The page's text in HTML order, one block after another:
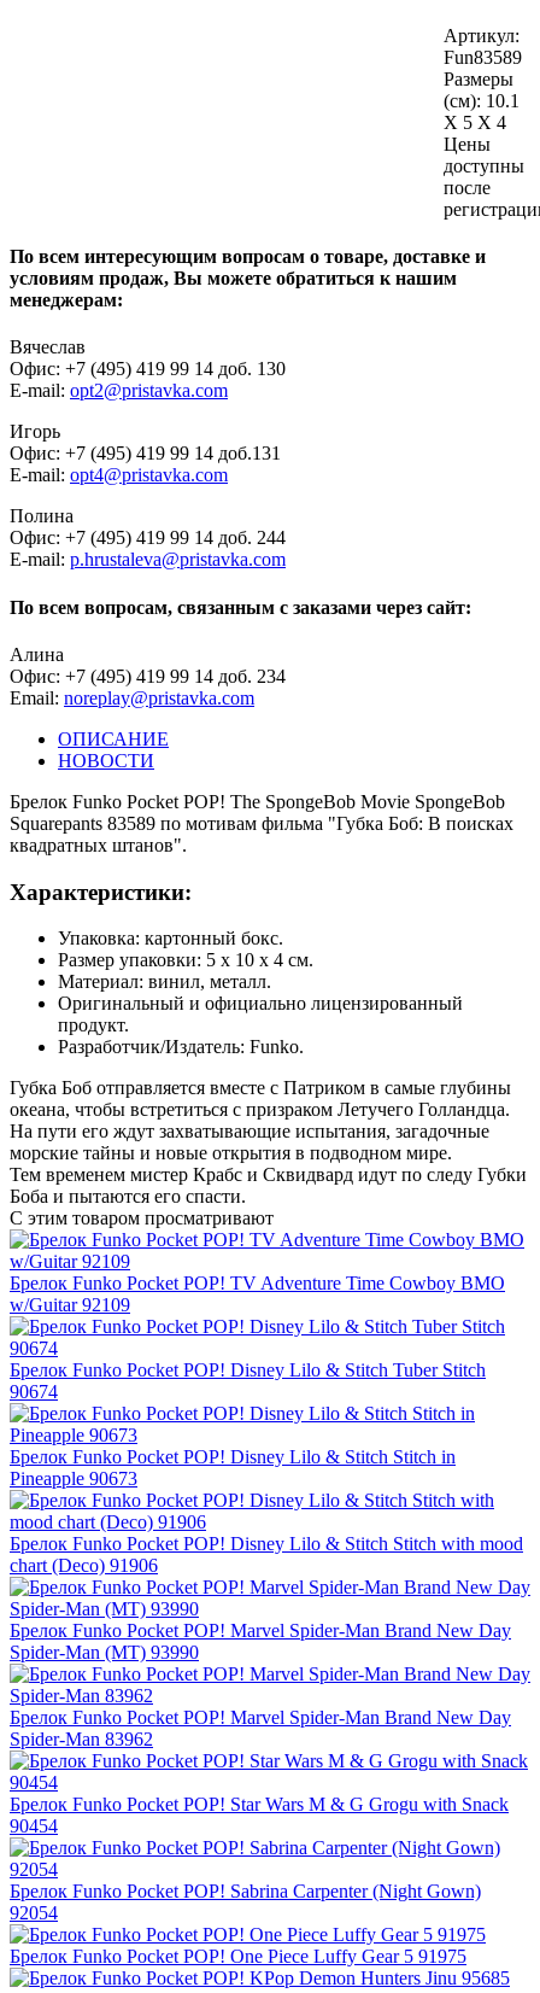
Артикул:
Fun83589
Размеры
(см): 10.1
X 5 X 4
Цены
доступны
после
По всем интересующим вопросам о товаре, доставке и
условиям продаж, Вы можете обратиться к нашим
менеджерам:
Вячеслав
Офис: +7 (495) 419 99 14 доб. 130
E-mail: opt2@pristavka.com
Игорь
Офис: +7 (495) 419 99 14 доб.131
E-mail: opt4@pristavka.com
Полина
Офис: +7 (495) 419 99 14 доб. 244
E-mail: p.hrustaleva@pristavka.com
По всем вопросам, связанным с заказами через сайт:
Алина
Офис: +7 (495) 419 99 14 доб. 234
Email: noreplay@pristavka.com
ОПИСАНИЕ
НОВОСТИ
Брелок Funko Pocket POP! The SpongeBob Movie SpongeBob
Squarepants 83589 по мотивам фильма "Губка Боб: В поисках
квадратных штанов".
Характеристики:
Упаковка: картонный бокс.
Размер упаковки: 5 х 10 х 4 см.
Материал: винил, металл.
Оригинальный и официально лицензированный
продукт.
Разработчик/Издатель: Funko.
Губка Боб отправляется вместе с Патриком в самые глубины
океана, чтобы встретиться с призраком Летучего Голландца.
На пути его ждут захватывающие испытания, загадочные
морские тайны и новые открытия в подводном мире.
Тем временем мистер Крабс и Сквидвард идут по следу Губки
Боба и пытаются его спасти.
С этим товаром просматривают
Брелок Funko Pocket POP! TV Adventure Time Cowboy BMO
w/Guitar 92109
Брелок Funko Pocket POP! Disney Lilo & Stitch Tuber Stitch
90674
Брелок Funko Pocket POP! Disney Lilo & Stitch Stitch in
Pineapple​ 90673
Брелок Funko Pocket POP! Disney Lilo & Stitch Stitch with mood
chart (Deco) 91906
Брелок Funko Pocket POP! Marvel Spider-Man Brand New Day
Spider-Man (MT) 93990
Брелок Funko Pocket POP! Marvel Spider-Man Brand New Day
Spider-Man 83962
Брелок Funko Pocket POP! Star Wars M & G Grogu with Snack
90454
Брелок Funko Pocket POP! Sabrina Carpenter (Night Gown)
92054
Брелок Funko Pocket POP! One Piece Luffy Gear 5 91975